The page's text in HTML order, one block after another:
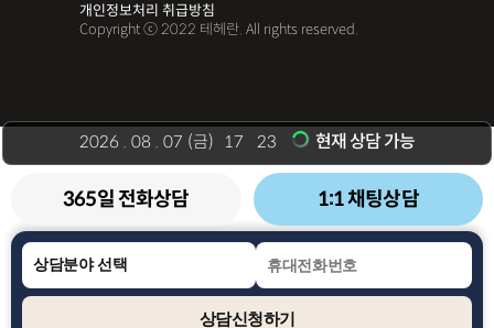
2026 . 08 . 07 (금) 17 23 현재 상담 가능
365일 전화상담 1:1 채팅상담
상담신청하기
개인정보처리 취급방침
Copyright ⓒ 2022 테헤란. All rights reserved.